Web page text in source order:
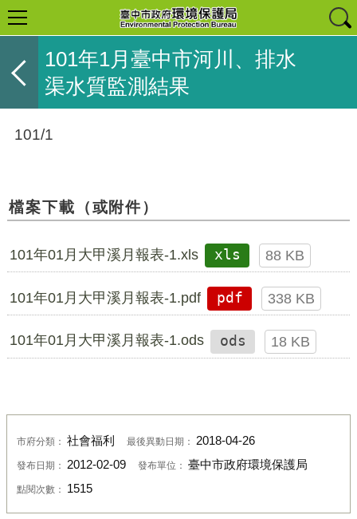
101年1月臺中市河川、排水
渠水質監測結果
101/1
檔案下載（或附件）
101年01月大甲溪月報表-1.xls xls 88 KB
101年01月大甲溪月報表-1.pdf pdf 338 KB
101年01月大甲溪月報表-1.ods ods 18 KB
市府分類： 社會福利 最後異動日期： 2018-04-26
發布日期： 2012-02-09 發布單位： 臺中市政府環境保護局
點閱次數： 1515